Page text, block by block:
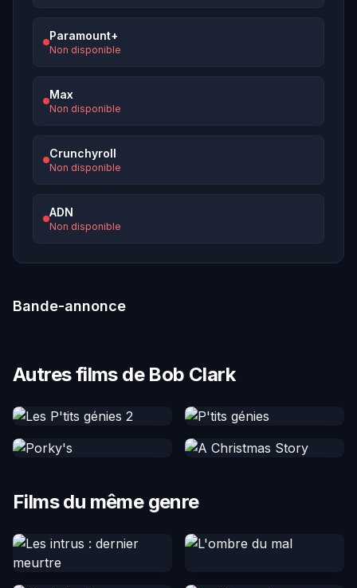
Paramount+
Non disponible
Max
Non disponible
Crunchyroll
Non disponible
ADN
Non disponible
Bande-annonce
Autres films de Bob Clark
Films du même genre